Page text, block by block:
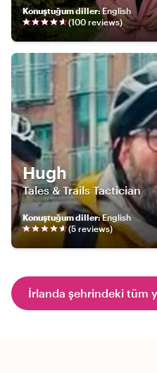
Konuştuğum diller:English
(100 reviews)
Hugh
Tales & Trails Tactician
Konuştuğum diller:English
(5 reviews)
İrlanda şehrindeki tüm